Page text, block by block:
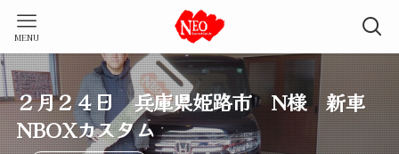
MENU
２月２４日 兵庫県姫路市 N様 新車
NBOXカスタム